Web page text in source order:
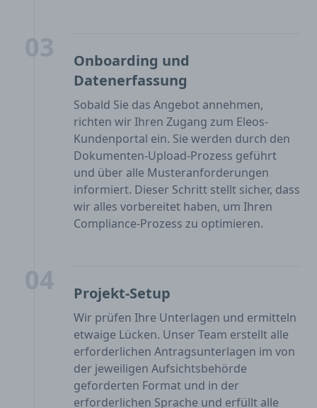
Onboarding und
Datenerfassung
Sobald Sie das Angebot annehmen,
richten wir Ihren Zugang zum Eleos-
Kundenportal ein. Sie werden durch den
Dokumenten-Upload-Prozess geführt
und über alle Musteranforderungen
informiert. Dieser Schritt stellt sicher, dass
wir alles vorbereitet haben, um Ihren
Compliance-Prozess zu optimieren.
Projekt-Setup
Wir prüfen Ihre Unterlagen und ermitteln
etwaige Lücken. Unser Team erstellt alle
erforderlichen Antragsunterlagen im von
der jeweiligen Aufsichtsbehörde
geforderten Format und in der
erforderlichen Sprache und erfüllt alle